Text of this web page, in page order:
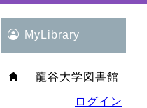
MyLibrary
龍谷大学図書館
ログイン